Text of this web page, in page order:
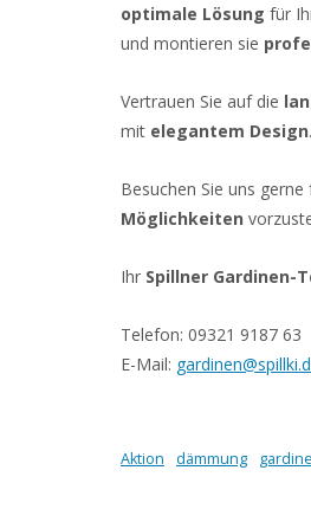
optimale Lösung für
und montieren sie
Vertrauen Sie auf die
mit elegantem Design.
Besuchen Sie uns gerne
Möglichkeiten
Ihr Spillner Gardinen-
Telefon: 09321 9187 63
E-Mail:
Aktion dämmung